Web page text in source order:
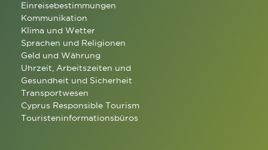
Einreisebestimmungen
Kommunikation
Klima und Wetter
Sprachen und Religionen
Geld und Währung
Uhrzeit, Arbeitszeiten und
Gesundheit und Sicherheit
Transportwesen
Cyprus Responsible Tourism
Touristeninformationsbüros